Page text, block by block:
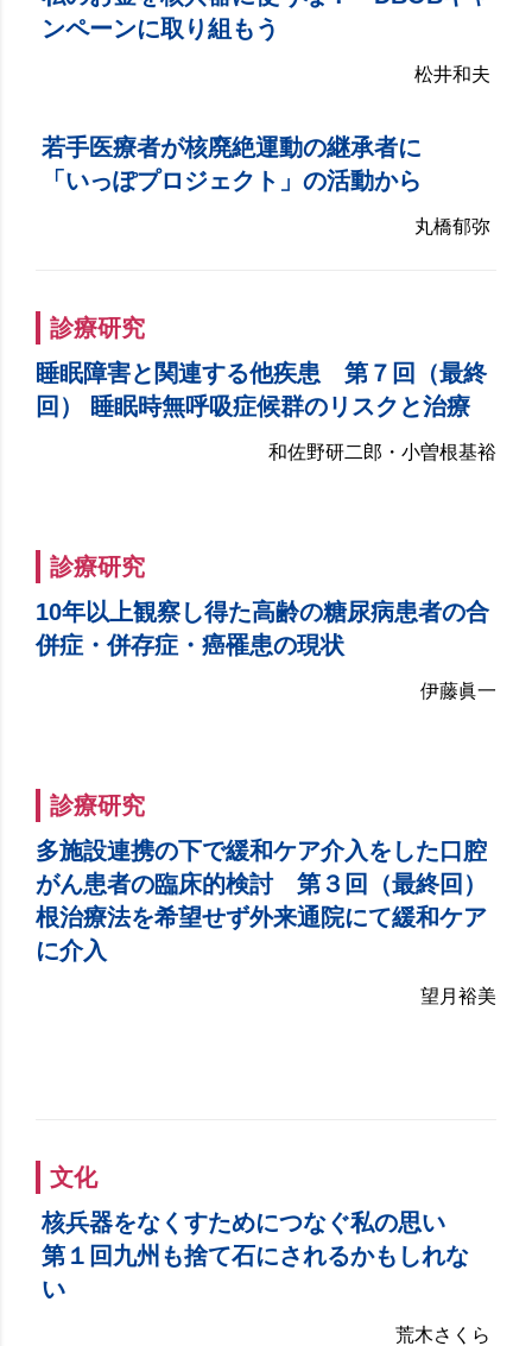
ンペーンに取り組もう
松井和夫
若手医療者が核廃絶運動の継承者に
「いっぽプロジェクト」の活動から
丸橋郁弥
診療研究
睡眠障害と関連する他疾患 第７回（最終
回） 睡眠時無呼吸症候群のリスクと治療
和佐野研二郎・小曽根基裕
診療研究
10年以上観察し得た高齢の糖尿病患者の合
併症・併存症・癌罹患の現状
伊藤眞一
診療研究
多施設連携の下で緩和ケア介入をした口腔
がん患者の臨床的検討 第３回（最終回）
根治療法を希望せず外来通院にて緩和ケア
に介入
望月裕美
文化
核兵器をなくすためにつなぐ私の思い
第１回九州も捨て石にされるかもしれな
い
荒木さくら